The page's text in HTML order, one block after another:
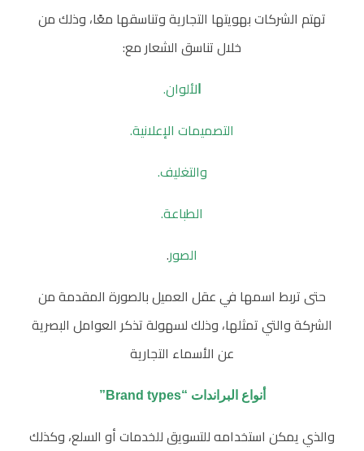
تهتم الشركات بهويتها التجارية وتناسقها معًا، وذلك من
خلال تناسق الشعار مع:
لألوان.
التصميمات الإعلانية.
والتغليف.
الطباعة.
الصور.
حتى تربط اسمها في عقل العميل بالصورة المقدمة من
الشركة والتي تمثلها، وذلك لسهولة تذكر العوامل البصرية
عن الأسماء التجارية
أنواع البراندات “Brand types”
والذي يمكن استخدامه للتسويق للخدمات أو السلع، وكذلك